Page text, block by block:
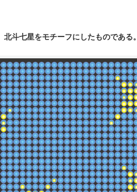
斗七星をモチーフにしたものである。